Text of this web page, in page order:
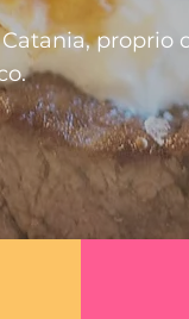
proprio